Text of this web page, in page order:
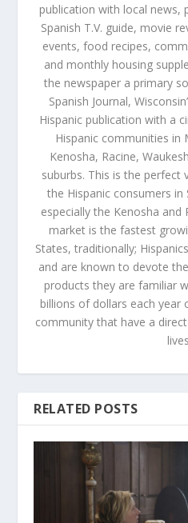
publication with local news,
Spanish T.V. guide, movie
events, food recipes,
and monthly housing
the newspaper a primary
Spanish Journal,
Hispanic publication with a
Hispanic communities in
Kenosha, Racine,
suburbs. This is the perfect
the Hispanic consumers
especially the Kenosha and
market is the fastest
States, traditionally;
and are known to devote
products they are familiar
billions of dollars each year
community that have a
RELATED POSTS